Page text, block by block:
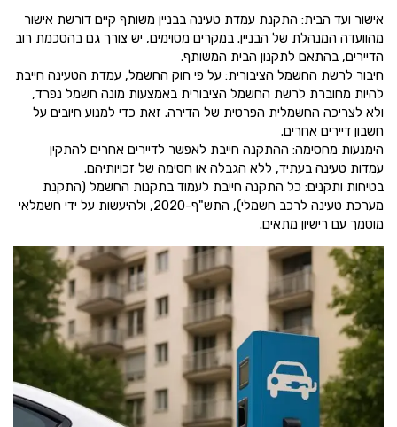
אישור ועד הבית: התקנת עמדת טעינה בבניין משותף קיים דורשת אישור
מהוועדה המנהלת של הבניין. במקרים מסוימים, יש צורך גם בהסכמת רוב
הדיירים, בהתאם לתקנון הבית המשותף.
חיבור לרשת החשמל הציבורית: על פי חוק החשמל, עמדת הטעינה חייבת
להיות מחוברת לרשת החשמל הציבורית באמצעות מונה חשמל נפרד,
ולא לצריכה החשמלית הפרטית של הדירה. זאת כדי למנוע חיובים על
חשבון דיירים אחרים.
הימנעות מחסימה: ההתקנה חייבת לאפשר לדיירים אחרים להתקין
עמדות טעינה בעתיד, ללא הגבלה או חסימה של זכויותיהם.
בטיחות ותקנים: כל התקנה חייבת לעמוד בתקנות החשמל (התקנת
מערכת טעינה לרכב חשמלי), התש"ף-2020, ולהיעשות על ידי חשמלאי
מוסמך עם רישיון מתאים.